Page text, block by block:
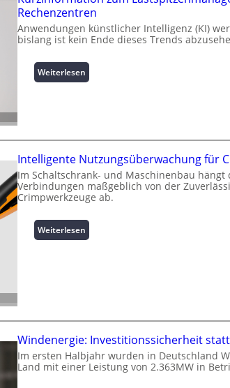
Rechenzentren
Anwendungen künstlicher Intelligenz (KI)
bislang ist kein Ende dieses Trends
Weiterlesen:
K
i
f
o
r
m
a
t
i
L
a
s
t
Intelligente Nutzungsüberwachung für
Im Schaltschrank- und Maschinenbau
Verbindungen maßgeblich von der
Crimpwerkzeuge ab.
Weiterlesen:
I
i
g
n
Windenergie: Investitionssicherheit
Im ersten Halbjahr wurden in Deutschland
Land mit einer Leistung von 2.363MW in